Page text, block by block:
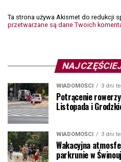
Ta strona używa Akismet do redukcji
przetwarzane są dane Twoich
WIADOMOŚCI 3 dni
Potrącenie
Listopada i
WIADOMOŚCI 3 dni
Wakacyjna
parkrunie w